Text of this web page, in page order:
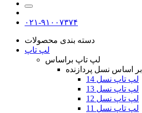
۰۲۱-۹۱۰۰۷۳۷۴
دسته بندی محصولات
لپ تاپ
لپ تاپ براساس
بر اساس نسل پردازنده
لپ تاپ نسل 14
لپ تاپ نسل 13
لپ تاپ نسل 12
لپ تاپ نسل 11